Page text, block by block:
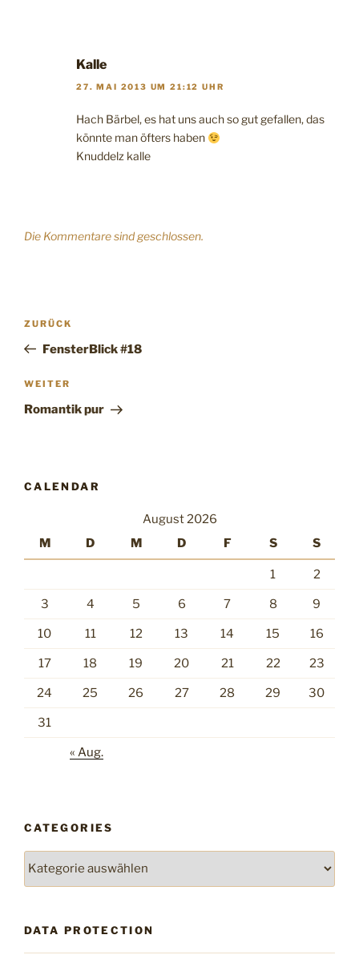
Kalle
27. MAI 2013 UM 21:12 UHR
Hach Bärbel, es hat uns auch so gut gefallen, das
könnte man öfters haben
Knuddelz kalle
Die Kommentare sind geschlossen.
Beitragsnavigation
Vorheriger
Beitrag
ZURÜCK
FensterBlick #18
Nächster
Beitrag
WEITER
Romantik pur
CALENDAR
August 2026
M
D M D F S S
1 2
3 4 5 6 7 8 9
10 11 12 13 14 15 16
17 18 19 20 21 22 23
24 25 26 27 28 29 30
31
« Aug.
CATEGORIES
DATA PROTECTION